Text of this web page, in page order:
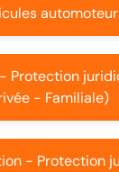
Protection
- Familiale)
- Protection